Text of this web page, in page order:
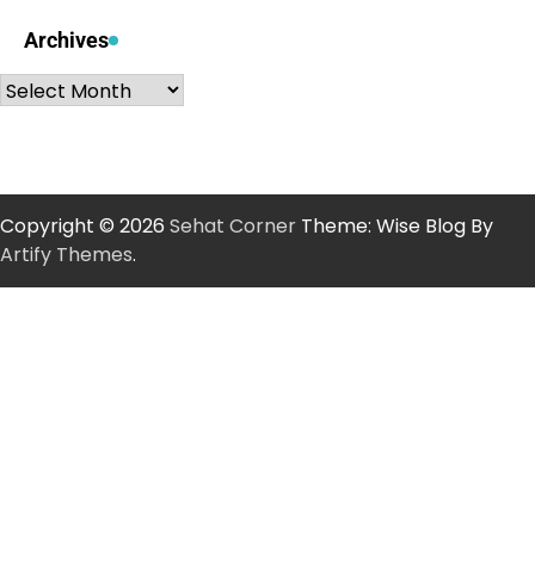
Archives
Archives
Copyright © 2026 Sehat Corner Theme: Wise Blog By
Artify Themes.